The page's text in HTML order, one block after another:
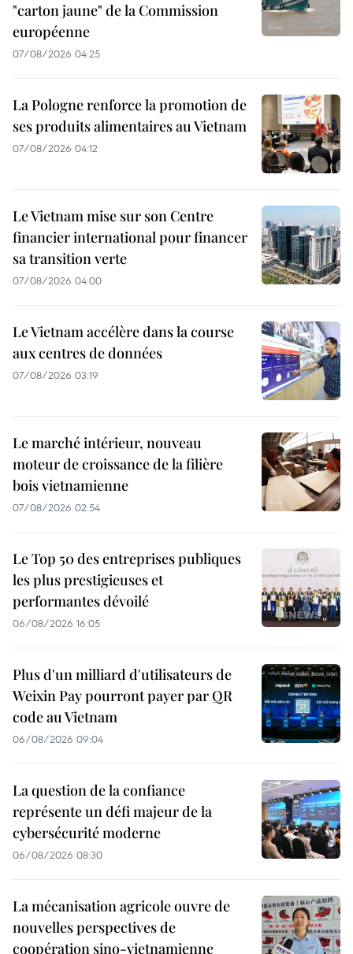
"carton jaune" de la Commission
européenne
07/08/2026 04:25
La Pologne renforce la promotion de
ses produits alimentaires au Vietnam
07/08/2026 04:12
Le Vietnam mise sur son Centre
financier international pour financer
sa transition verte
07/08/2026 04:00
Le Vietnam accélère dans la course
aux centres de données
07/08/2026 03:19
Le marché intérieur, nouveau
moteur de croissance de la filière
bois vietnamienne
07/08/2026 02:54
Le Top 50 des entreprises publiques
les plus prestigieuses et
performantes dévoilé
06/08/2026 16:05
Plus d'un milliard d'utilisateurs de
Weixin Pay pourront payer par QR
code au Vietnam
06/08/2026 09:04
La question de la confiance
représente un défi majeur de la
cybersécurité moderne
06/08/2026 08:30
La mécanisation agricole ouvre de
nouvelles perspectives de
coopération sino-vietnamienne